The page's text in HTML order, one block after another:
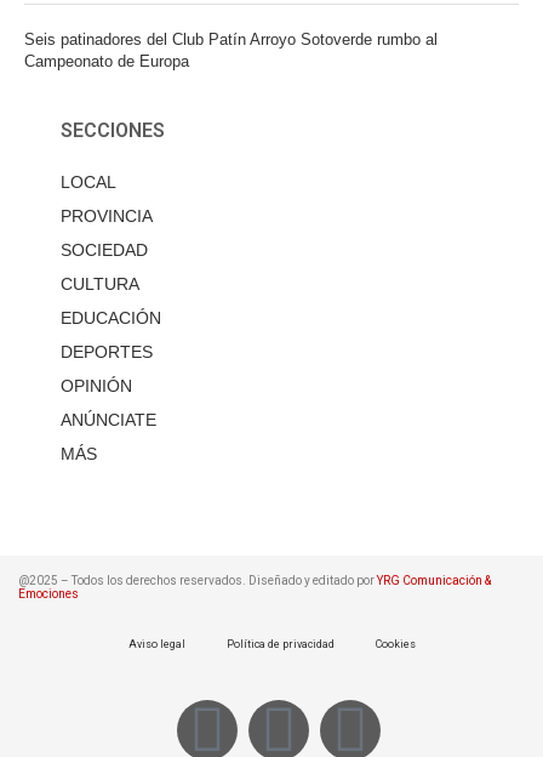
Seis patinadores del Club Patín Arroyo Sotoverde rumbo al
Campeonato de Europa
SECCIONES
LOCAL
PROVINCIA
SOCIEDAD
CULTURA
EDUCACIÓN
DEPORTES
OPINIÓN
ANÚNCIATE
MÁS
@2025 – Todos los derechos reservados. Diseñado y editado porYRG Comunicación &
Emociones
Aviso legal Política de privacidad Cookies